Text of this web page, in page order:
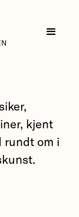
kjent
rundt om i